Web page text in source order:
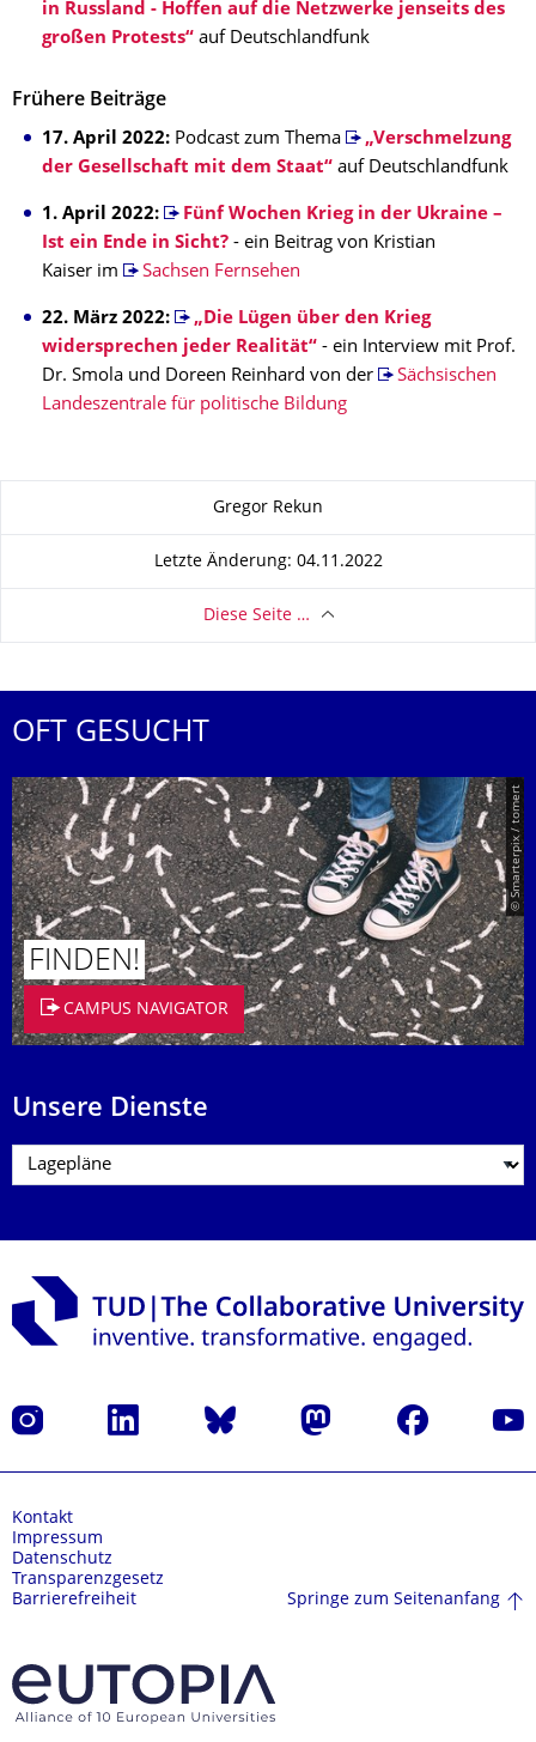
in Russland - Hoffen auf die Netzwerke jenseits des
großen Protests“ auf Deutschlandfunk
Frühere Beiträge
17. April 2022: Podcast zum Thema
„Verschmelzung
der Gesellschaft mit dem Staat“ auf Deutschlandfunk
1. April 2022:
Fünf Wochen Krieg in der Ukraine –
Ist ein Ende in Sicht? - ein Beitrag von Kristian
Kaiser im
Sachsen Fernsehen
22. März 2022:
„Die Lügen über den Krieg
widersprechen jeder Realität“ - ein Interview mit Prof.
Dr. Smola und Doreen Reinhard von der
Sächsischen
Landeszentrale für politische Bildung
Gregor Rekun
Letzte Änderung: 04.11.2022
Diese Seite …
OFT GESUCHT
© Smarterpix / tomert
FINDEN!
CAMPUS NAVIGATOR
Unsere Dienste
Instagram LinkedIn Bluesky Mastodon Facebook
Kontakt
Impressum
Datenschutz
Transparenzgesetz
Barrierefreiheit
Springe zum Seitenanfang